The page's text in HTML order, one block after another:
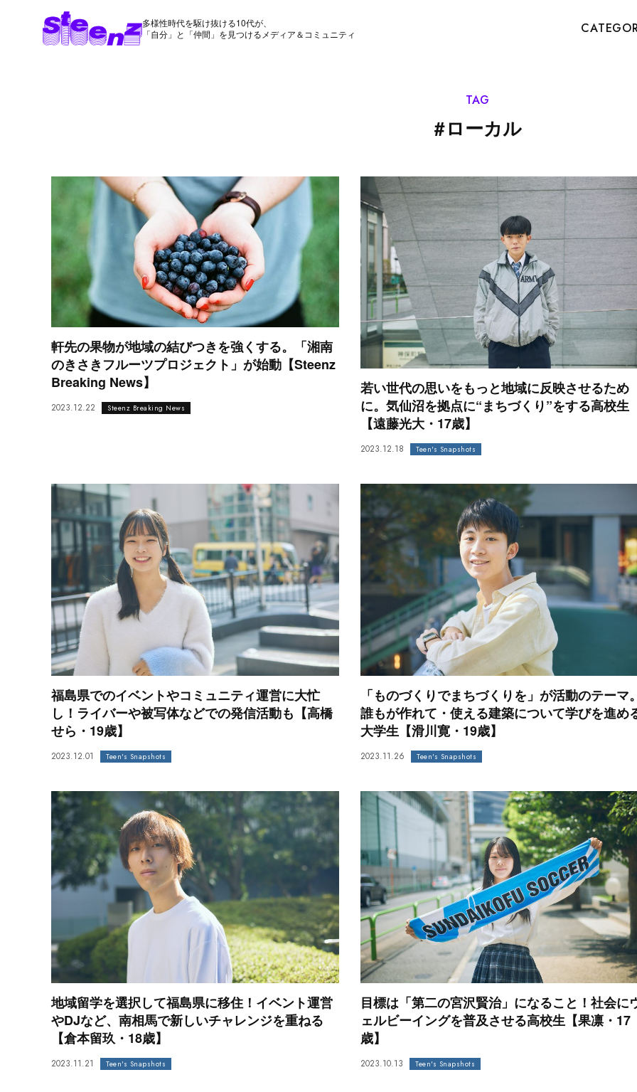
多様性時代を駆け抜ける10代が、
「自分」と「仲間」を見つけるメディア＆コミュニティ
TAG
# ローカル
軒先の果物が地域の結びつきを強くする。「湘南
のきさきフルーツプロジェクト」が始動【Steenz
Breaking News】
2023.12.22 Steenz Breaking News
若い世代の思いをもっと地域に反映させるため
に。気仙沼を拠点に“まちづくり”をする高校生
【遠藤光大・17歳】
2023.12.18 Teen's Snapshots
福島県でのイベントやコミュニティ運営に大忙
し！ライバーや被写体などでの発信活動も【高橋
せら・19歳】
2023.12.01 Teen's Snapshots
「ものづくりでまちづくりを」が活動のテーマ
誰もが作れて・使える建築について学びを進め
大学生【滑川寛・19歳】
2023.11.26 Teen's Snapshots
地域留学を選択して福島県に移住！イベント運営
やDJなど、南相馬で新しいチャレンジを重ねる
【倉本留玖・18歳】
2023.11.21 Teen's Snapshots
目標は「第二の宮沢賢治」になること！社会に
ェルビーイングを普及させる高校生【果凛・17
歳】
2023.10.13 Teen's Snapshots